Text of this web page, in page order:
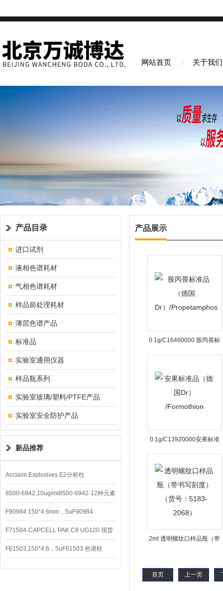
网站首页 关于我们
产品目录
进口试剂
液相色谱耗材
气相色谱耗材
样品前处理耗材
薄层色谱产品
标准品
实验室通用仪器
样品瓶系列
实验室玻璃/塑料/PTFE产品
实验室安全防护产品
新品推荐
Acclaim Explosives E2分析柱
8500-6942,10ug/ml8500-6942-12种元素
混合校准液
F90984 150*4.6mm，5uF90984
CAPCELL PAK C8 DD （S-5）
F71504-CAPCELL PAK C8 UG120 现货
3600/支
F61503,150*4.6，5uF61503 色谱柱
CAPCELL PAK C18 UG120
产品展示
0.1g/C16460000 胺丙畏标
准品（德国
0.1g/C13920000安果标准
品（德国Dr） /Formothion
2ml 透明螺纹口样品瓶（带
2068）
首页
上一页